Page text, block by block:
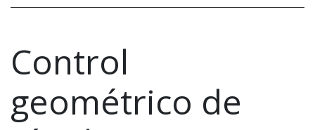
Control
geométrico de